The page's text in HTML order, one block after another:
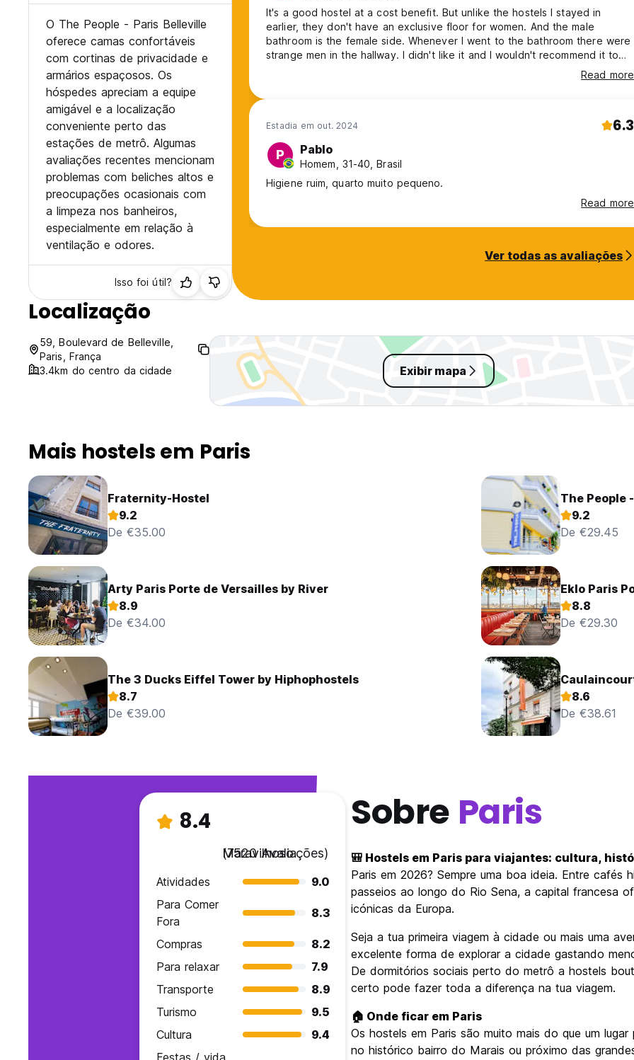
O The People - Paris Belleville
oferece camas confortáveis
com cortinas de privacidade e
armários espaçosos. Os
hóspedes apreciam a equipe
amigável e a localização
conveniente perto das
estações de metrô. Algumas
avaliações recentes mencionam
problemas com beliches altos e
preocupações ocasionais com
a limpeza nos banheiros,
especialmente em relação à
ventilação e odores.
Isso foi útil?
It's a good hostel at a cost benefit. But unlike the hostels I stayed in
earlier, they don't have an exclusive floor for women. And the male
bathroom is the female side. Whenever I went to the bathroom there were
strange men in the hallway. I didn't like it and I wouldn't recommend it to
Read more
Estadia em out. 2024 6.3
P Pablo
Homem, 31-40, Brasil
Higiene ruim, quarto muito pequeno.
Read more
Ver todas as avaliações
Localização
59, Boulevard de Belleville,
Paris, França
3.4km do centro da cidade
Exibir mapa
Mais hostels em Paris
Fraternity-Hostel
9.2
De €35.00
The People
9.2
De €29.45
Arty Paris Porte de Versailles by River
8.9
De €34.00
Eklo Paris
8.8
De €29.30
The 3 Ducks Eiffel Tower by Hiphophostels
8.7
De €39.00
8.6
De €38.61
8.4
Maravilhoso
(7520 Avaliações)
Atividades
9.0
Para Comer
Fora
8.3
Compras
8.2
Para relaxar
7.9
Transporte
8.9
Turismo
9.5
Cultura
9.4
Sobre Paris
🎒 Hostels em Paris para viajantes: cultura,
Paris em 2026? Sempre uma boa ideia. Entre cafés
passeios ao longo do Rio Sena, a capital francesa
icónicas da Europa.
Seja a tua primeira viagem à cidade ou mais uma
excelente forma de explorar a cidade gastando
De dormitórios sociais perto do metrô a hostels
certo pode fazer toda a diferença na tua viagem.
🏠 Onde ficar em Paris
Os hostels em Paris são muito mais do que um
no histórico bairro do Marais ou próximo das